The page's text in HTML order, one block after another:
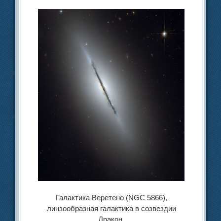
Галактика Веретено (NGC 5866),
линзообразная галактика в созвездии
Дракон.